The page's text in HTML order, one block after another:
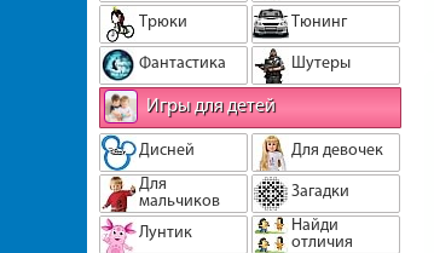
Трюки
Тюнинг
Фантастика
Шутеры
Игры для детей
Дисней
Для девочек
Для
мальчиков
Загадки
Лунтик
Найди
отличия